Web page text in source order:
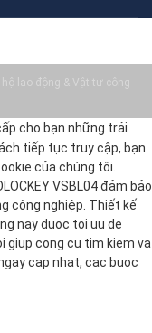
lao động & Vật tư công
cho bạn những trải
tiếp tục truy cập, bạn
của chúng tôi.
VSBL04 đảm bảo
công nghiệp. Thiết kế
nay duoc toi uu de
giup cong cu tim kiem va
cap nhat, cac buoc